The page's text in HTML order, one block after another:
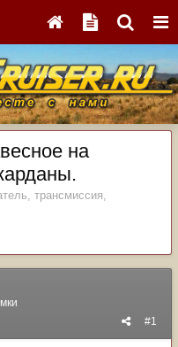
на
трансмиссия,
#1